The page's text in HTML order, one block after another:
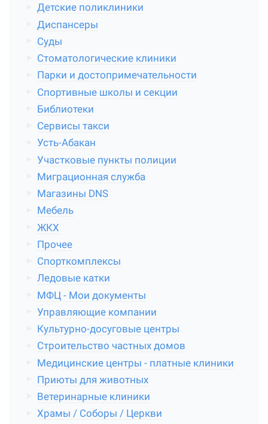
Детские поликлиники
Диспансеры
Суды
Стоматологические клиники
Парки и достопримечательности
Спортивные школы и секции
Библиотеки
Сервисы такси
Усть-Абакан
Участковые пункты полиции
Миграционная служба
Магазины DNS
Мебель
ЖКХ
Прочее
Спорткомплексы
Ледовые катки
МФЦ - Мои документы
Управляющие компании
Культурно-досуговые центры
Строительство частных домов
Медицинские центры - платные клиники
Приюты для животных
Ветеринарные клиники
Храмы / Соборы / Церкви